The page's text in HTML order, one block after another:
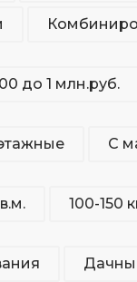
до 1 млн.руб.
С
100-150